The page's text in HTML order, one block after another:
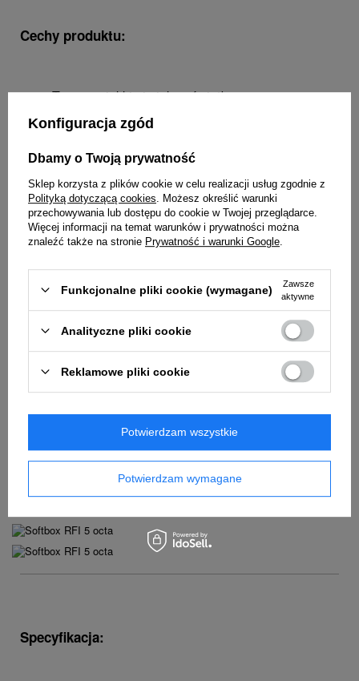
Cechy produktu:
Tworzy miękkie i piękne światło
Głęboki kształt i zagłębiony front zapewniają
precyzyjną kontrolę światła
Posiadają dwuwarstwowe wewnętrzne dyfuzje i
Wykonane z wysokiej jakości materiałów
Oznaczone kolorami pręty i rzepy, zapewniają
bezproblemowy montaż i demontaż
Wymagany adapter RFi Speedring (sprzedawany
oddzielnie). Oferowany dla różnych marek
oświetleniowych
Używaj z opcjonalnym plastrem miodu, aby
jeszcze precyzyjniej kształtować światło
Przeznaczone do wieloletniej eksploatacji
Dostarczane w miękkim futerale
Zobacz produkt w użyciu
Specyfikacja:
Konfiguracja zgód
Dbamy o Twoją prywatność
Sklep korzysta z plików cookie w celu realizacji usług zgodnie z
Polityką dotyczącą cookies . Możesz określić warunki
przechowywania lub dostępu do cookie w Twojej przeglądarce.
Więcej informacji na temat warunków i prywatności można
znaleźć także na stronie Prywatność i warunki Google
Funkcjonalne pliki cookie (wymagane)
Zawsze
aktywne
Analityczne pliki cookie
Reklamowe pliki cookie
Potwierdzam wymagane
Potwierdzam wszystkie